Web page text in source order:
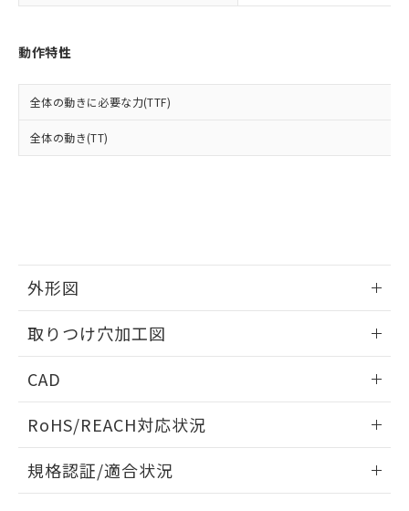
動作特性
全体の動きに必要な力(TTF)
全体の動き(TT)
外形図
取りつけ穴加工図
CAD
ドすることができます。
ログイン/会員登録
RoHS/REACH対応状況
EU RoHS 注意事項・凡例
規格認証/適合状況
EU RoHS指令（10物質）の非含有証明書
ものではありません。
また、RoHS指令のフタル酸エステル類４
荷製品に未対応品が混在することから備考